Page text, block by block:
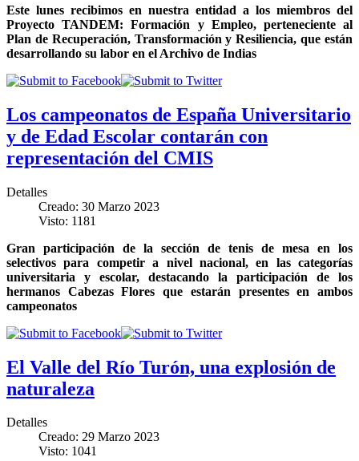
Este lunes recibimos en nuestra entidad a los miembros del
Proyecto TANDEM: Formación y Empleo, perteneciente al
Plan de Recuperación, Transformación y Resiliencia, que están
desarrollando su labor en el Archivo de Indias
Los campeonatos de España Universitario
y de Edad Escolar contarán con
representación del CMIS
Detalles
Creado: 30 Marzo 2023
Visto: 1181
Gran participación de la sección de tenis de mesa en los
selectivos para competir a nivel nacional, en las categorías
universitaria y escolar, destacando la participación de los
hermanos Cabezas Flores que estarán presentes en ambos
campeonatos
El Valle del Río Turón, una explosión de
naturaleza
Detalles
Creado: 29 Marzo 2023
Visto: 1041